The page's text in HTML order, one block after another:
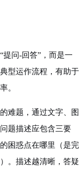
问-回答”，而是一
型运作流程，有助于
。
难题，通过文字、图
题描述应包含三要
困惑点在哪里（是完
。描述越清晰，答疑